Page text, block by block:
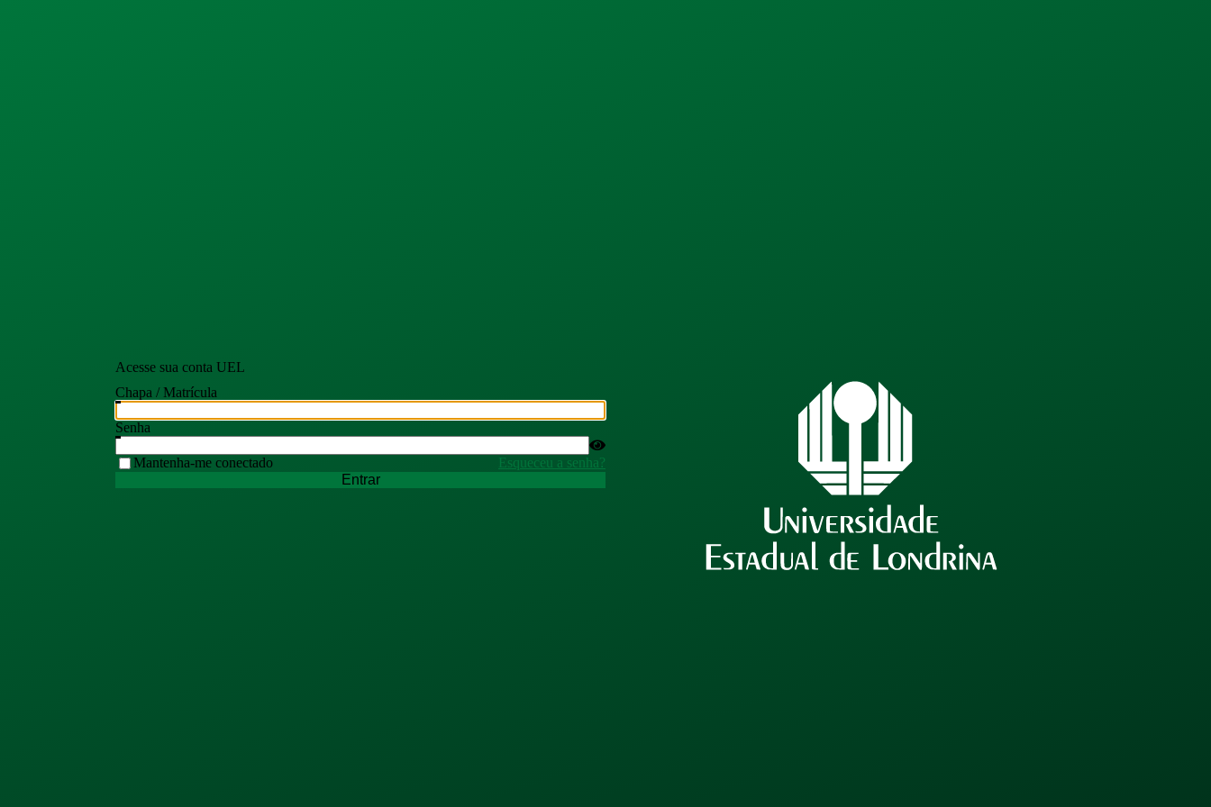
Acesse sua conta UEL
Chapa / Matrícula
Senha
Mantenha-me conectado
Esqueceu a senha?
Entrar